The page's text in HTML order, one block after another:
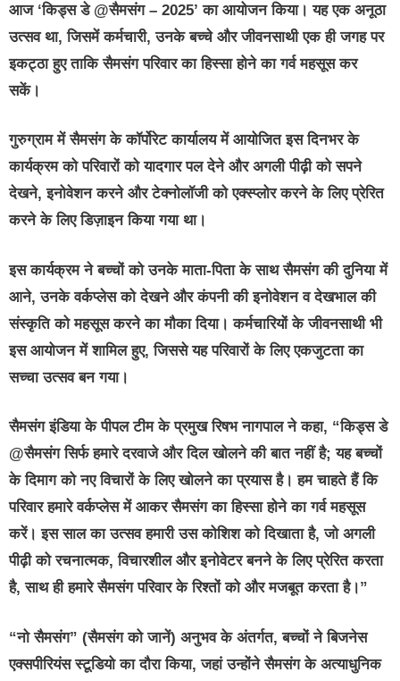
आज ‘किड्स डे @सैमसंग – 2025’ का आयोजन किया। यह एक अनूठा
उत्सव था, जिसमें कर्मचारी, उनके बच्चे और जीवनसाथी एक ही जगह पर
इकट्ठा हुए ताकि सैमसंग परिवार का हिस्सा होने का गर्व महसूस कर
सकें।
गुरुग्राम में सैमसंग के कॉर्पोरेट कार्यालय में आयोजित इस दिनभर के
कार्यक्रम को परिवारों को यादगार पल देने और अगली पीढ़ी को सपने
देखने, इनोवेशन करने और टेक्‍नोलॉजी को एक्‍स्‍प्‍लोर करने के लिए प्रेरित
करने के लिए डिज़ाइन किया गया था।
इस कार्यक्रम ने बच्चों को उनके माता-पिता के साथ सैमसंग की दुनिया में
आने, उनके वर्कप्‍लेस को देखने और कंपनी की इनोवेशन व देखभाल की
संस्कृति को महसूस करने का मौका दिया। कर्मचारियों के जीवनसाथी भी
इस आयोजन में शामिल हुए, जिससे यह परिवारों के लिए एकजुटता का
सच्चा उत्सव बन गया।
सैमसंग इंडिया के पीपल टीम के प्रमुख रिषभ नागपालने कहा, “किड्स डे
@सैमसंग सिर्फ हमारे दरवाजे और दिल खोलने की बात नहीं है; यह बच्चों
के दिमाग को नए विचारों के लिए खोलने का प्रयास है। हम चाहते हैं कि
परिवार हमारे वर्कप्‍लेस में आकर सैमसंग का हिस्सा होने का गर्व महसूस
करें। इस साल का उत्सव हमारी उस कोशिश को दिखाता है, जो अगली
पीढ़ी को रचनात्मक, विचारशील और इनोवेटर बनने के लिए प्रेरित करता
है, साथ ही हमारे सैमसंग परिवार के रिश्तों को और मजबूत करता है।”
“नो सैमसंग” (सैमसंग को जानें) अनुभव के अंतर्गत, बच्चों ने बिजनेस
एक्सपीरियंस स्टूडियो का दौरा किया, जहां उन्होंने सैमसंग के अत्याधुनिक